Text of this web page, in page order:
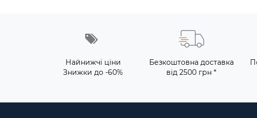
Найнижчі ціни
Знижки до -60%
Безкоштовна доставка
від 2500 грн *